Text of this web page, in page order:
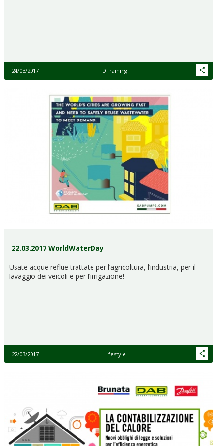
24/03/2017 DTraining
22.03.2017 WorldWaterDay
Usate acque reflue trattate per l’agricoltura, l’industria, per il
lavaggio dei veicoli e per l’irrigazione!
22/03/2017 Lifestyle